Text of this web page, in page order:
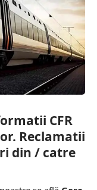
CFR
Reclamatii
din / catre